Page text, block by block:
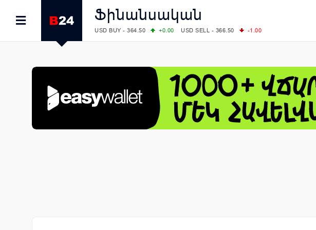
Ֆինանսական
USD BUY - 364.50 +0.00 USD SELL - 366.50
-1.00
COMEX: PLATINUM - 1765.90
LME: ALUMINIUM - 3184.00
-0.27 COPPER - 13791.00
-0.12
LME: NICKEL - 17249.00
+0.09 TIN - 55268.00
+2.50
LME: LEAD - 1877.50
-1.00 ZINC - 3643.00
+1.43
FOREX: USD/JPY - 157.68
+0.12 EUR/GBP - 1.1548
+0.11
FOREX: EUR/USD - 1.1548
+0.11 GBP/USD - 1.3459
+0.04